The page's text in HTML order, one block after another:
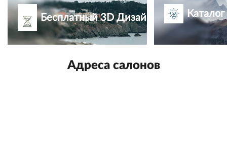
Бесплатный 3D Дизайн-проект
Адреса салонов